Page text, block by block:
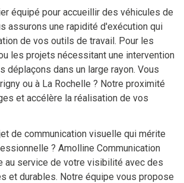
équipé pour accueillir des véhicules de
assurons une rapidité d'exécution qui
de vos outils de travail. Pour les
les projets nécessitant une intervention
déplaçons dans un large rayon. Vous
ou à La Rochelle ? Notre proximité
et accélère la réalisation de vos
de communication visuelle qui mérite
? Amolline Communication
au service de votre visibilité avec des
et durables. Notre équipe vous propose